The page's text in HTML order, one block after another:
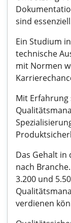
sind
Ein Studium
technische
mit Normen
Mit Erfahrung
Das Gehalt
nach
3.200 und
verdienen